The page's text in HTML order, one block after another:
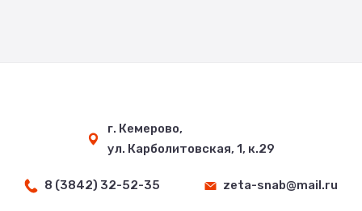
г. Кемерово,
ул. Карболитовская, 1, к.29
8 (3842) 32-52-35 zeta-snab@mail.ru